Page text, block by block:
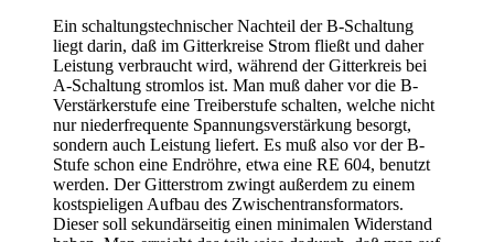
Ein schaltungstechnischer Nachteil der B-Schaltung
liegt darin, daß im Gitterkreise Strom fließt und daher
Leistung verbraucht wird, während der Gitterkreis bei
A-Schaltung stromlos ist. Man muß daher vor die B-
Verstärkerstufe eine Treiberstufe schalten, welche nicht
nur niederfrequente Spannungsverstärkung besorgt,
sondern auch Leistung liefert. Es muß also vor der B-
Stufe schon eine Endröhre, etwa eine RE 604, benutzt
werden. Der Gitterstrom zwingt außerdem zu einem
kostspieligen Aufbau des Zwischentransformators.
Dieser soll sekundärseitig einen minimalen Widerstand